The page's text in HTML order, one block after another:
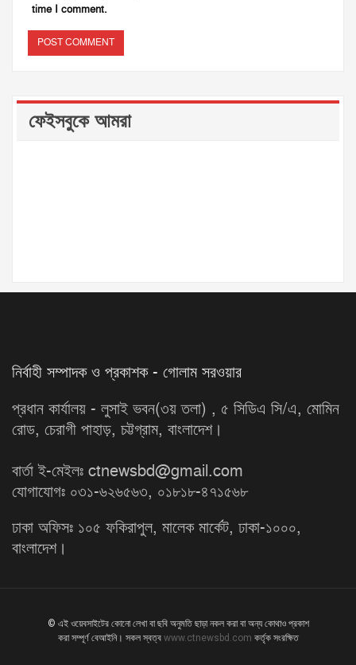
time I comment.
ফেইসবুকে আমরা
নির্বাহী সম্পাদক ও প্রকাশক - গোলাম সরওয়ার
প্রধান কার্যালয় - লুসাই ভবন(৩য় তলা) , ৫ সিডিএ সি/এ, মোমিন
রোড, চেরাগী পাহাড়, চট্টগ্রাম, বাংলাদেশ।
বার্তা ই-মেইলঃ ctnewsbd@gmail.com
যোগাযোগঃ ০৩১-৬২৬৫৬৩, ০১৮১৮-৪৭১৫৬৮
ঢাকা অফিসঃ ১০৫ ফকিরাপুল, মালেক মার্কেট, ঢাকা-১০০০,
বাংলাদেশ।
© এই ওয়েবসাইটের কোনো লেখা বা ছবি অনুমতি ছাড়া নকল করা বা অন্য কোথাও প্রকাশ
করা সম্পূর্ণ বেআইনি। সকল স্বত্ব www.ctnewsbd.com কর্তৃক সংরক্ষিত